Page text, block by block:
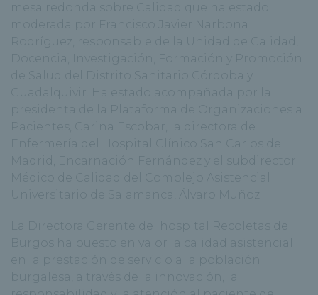
mesa redonda sobre Calidad que ha estado
moderada por Francisco Javier Narbona
Rodríguez, responsable de la Unidad de Calidad,
Docencia, Investigación, Formación y Promoción
de Salud del Distrito Sanitario Córdoba y
Guadalquivir. Ha estado acompañada por la
presidenta de la Plataforma de Organizaciones a
Pacientes, Carina Escobar, la directora de
Enfermería del Hospital Clínico San Carlos de
Madrid, Encarnación Fernández y el subdirector
Médico de Calidad del Complejo Asistencial
Universitario de Salamanca, Álvaro Muñoz.
La Directora Gerente del hospital Recoletas de
Burgos ha puesto en valor la calidad asistencial
en la prestación de servicio a la población
burgalesa, a través de la innovación, la